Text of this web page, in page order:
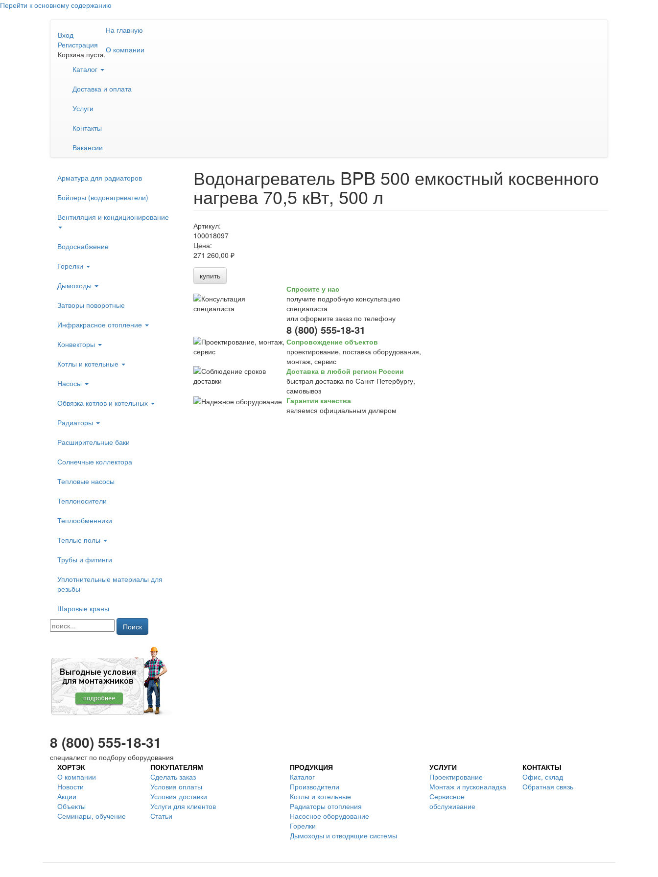
Перейти к основному содержанию
Вход
Регистрация
Корзина пуста.
На главную
О компании
Каталог
Доставка и оплата
Услуги
Контакты
Вакансии
Арматура для радиаторов
Бойлеры (водонагреватели)
Вентиляция и кондиционирование
Водоснабжение
Горелки
Дымоходы
Затворы поворотные
Инфракрасное отопление
Конвекторы
Котлы и котельные
Насосы
Обвязка котлов и котельных
Радиаторы
Расширительные баки
Солнечные коллектора
Тепловые насосы
Теплоносители
Теплообменники
Теплые полы
Трубы и фитинги
Уплотнительные материалы для
резьбы
Шаровые краны
Поиск
Водонагреватель BPB 500 емкостный косвенного
нагрева 70,5 кВт, 500 л
Артикул:
100018097
Цена:
271 260,00 ₽
купить
Спросите у нас
получите подробную консультацию
специалиста
или оформите заказ по телефону
8 (800) 555-18-31
Сопровождение объектов
проектирование, поставка оборудования,
монтаж, сервис
Доставка в любой регион России
быстрая доставка по Санкт-Петербургу,
самовывоз
Гарантия качества
являемся официальным дилером
8 (800) 555-18-31
специалист по подбору оборудования
ХОРТЭК
О компании
Новости
Акции
Объекты
Семинары, обучение
ПОКУПАТЕЛЯМ
Сделать заказ
Условия оплаты
Условия доставки
Услуги для клиентов
Статьи
ПРОДУКЦИЯ
Каталог
Производители
Котлы и котельные
Радиаторы отопления
Насосное оборудование
Горелки
Дымоходы и отводящие системы
УСЛУГИ
Проектирование
Монтаж и пусконаладка
Сервисное
обслуживание
КОНТАКТЫ
Офис, склад
Обратная связь